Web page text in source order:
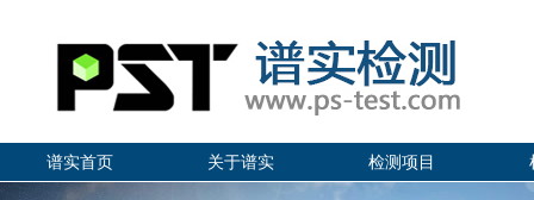
谱实首页 关于谱实 检测项目